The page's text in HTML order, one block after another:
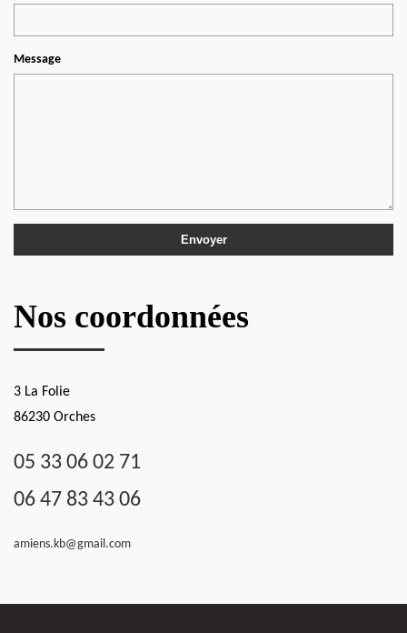
Message
Nos coordonnées
3 La Folie
86230 Orches
05 33 06 02 71
06 47 83 43 06
amiens.kb@gmail.com